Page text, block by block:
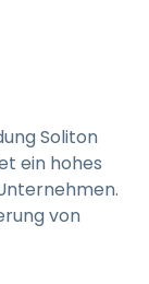
Soliton
ein hohes
von